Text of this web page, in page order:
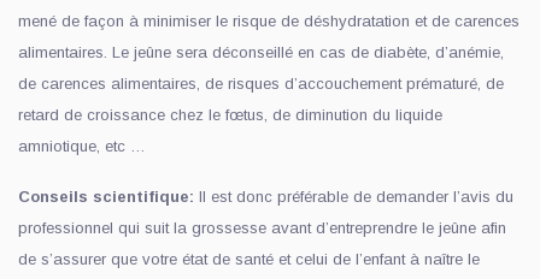
mené de façon à minimiser le risque de déshydratation et de carences
alimentaires. Le jeûne sera déconseillé en cas de diabète, d’anémie,
de carences alimentaires, de risques d’accouchement prématuré, de
retard de croissance chez le fœtus, de diminution du liquide
amniotique, etc …
Conseils scientifique: Il est donc préférable de demander l’avis du
professionnel qui suit la grossesse avant d’entreprendre le jeûne afin
de s’assurer que votre état de santé et celui de l’enfant à naître le